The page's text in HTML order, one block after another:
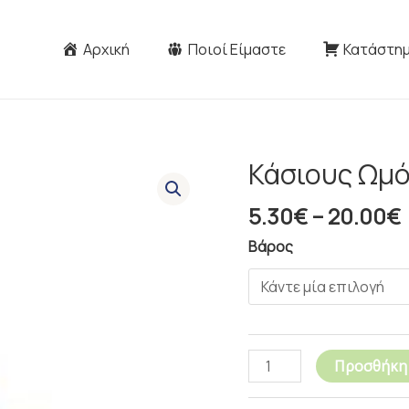
Αρχική Ποιοί Είμαστε
Κάσιους Ωμό
5.30€–20.00€
Βάρος
Κάσιους
Ωμό
ποσότητα
Προσθήκη